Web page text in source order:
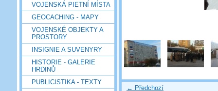
VOJENSKÁ PIETNÍ MÍSTA
GEOCACHING - MAPY
VOJENSKÉ OBJEKTY A
PROSTORY
INSIGNIE A SUVENYRY
HISTORIE - GALERIE
HRDINŮ
PUBLICISTIKA - TEXTY
← Předchozí